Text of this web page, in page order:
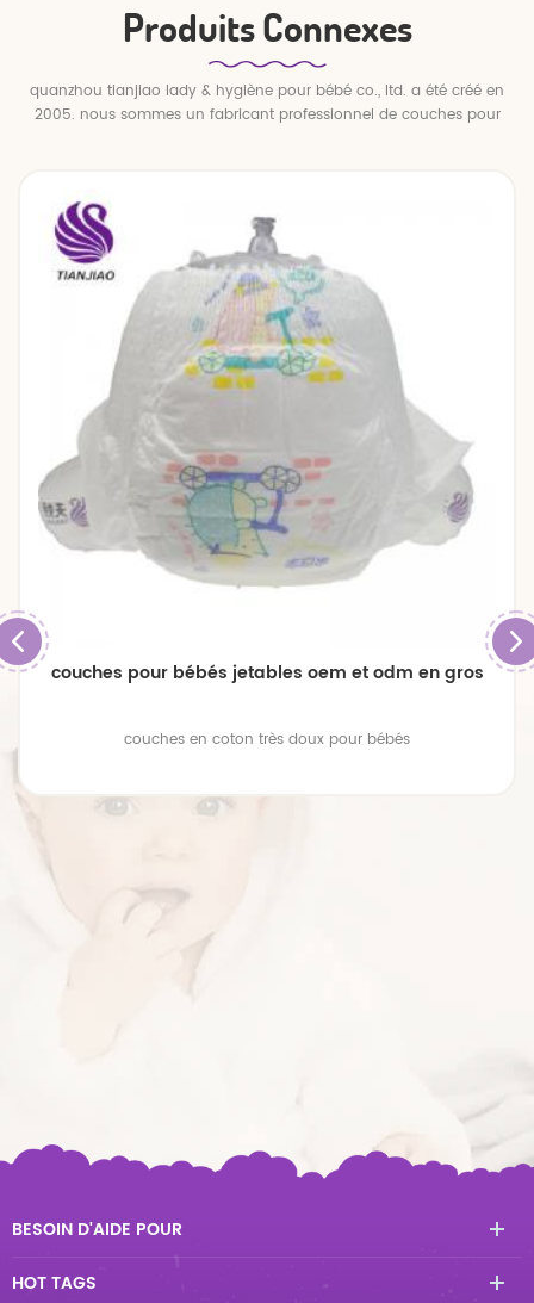
Produits Connexes
quanzhou tianjiao lady & hygiène pour bébé co., ltd. a été créé en
2005. nous sommes un fabricant professionnel de couches pour
couches pour bébés jetables oem et odm en gros
couches en coton très doux pour bébés
BESOIN D'AIDE POUR
HOT TAGS